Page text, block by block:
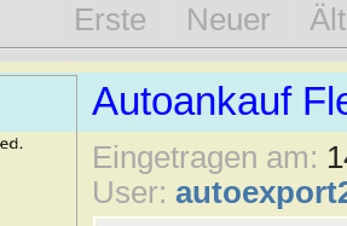
Erste Neuer
Autoankauf
Eingetragen am:
User: